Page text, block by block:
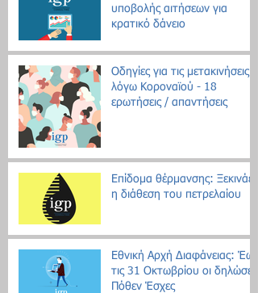
υποβολής αιτήσεων για
κρατικό δάνειο
Οδηγίες για τις μετακινήσεις
λόγω Κοροναϊού - 18
ερωτήσεις / απαντήσεις
Επίδομα θέρμανσης: Ξεκινάει
η διάθεση του πετρελαίου
Εθνική Αρχή Διαφάνειας: Έως
τις 31 Οκτωβρίου οι δηλώσεις
Πόθεν Έσχες